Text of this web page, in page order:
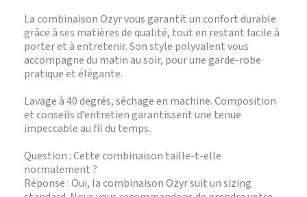
La combinaison Ozyr vous garantit un confort durable
grâce à ses matières de qualité, tout en restant facile à
porter et à entretenir. Son style polyvalent vous
accompagne du matin au soir, pour une garde-robe
pratique et élégante.
Lavage à 40 degrés, séchage en machine. Composition
et conseils d’entretien garantissent une tenue
impeccable au fil du temps.
Question : Cette combinaison taille-t-elle
normalement ?
Réponse : Oui, la combinaison Ozyr suit un sizing